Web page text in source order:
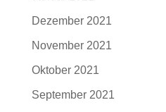
Dezember 2021
November 2021
Oktober 2021
September 2021